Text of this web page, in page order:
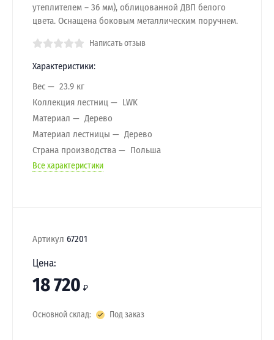
утеплителем – 36 мм), облицованной ДВП белого
цвета. Оснащена боковым металлическим поручнем.
Написать отзыв
Характеристики:
Вес
23.9 кг
Коллекция лестниц
LWK
Материал
Дерево
Материал лестницы
Дерево
Страна производства
Польша
Все характеристики
Артикул 67201
Цена:
18 720 ₽
Основной склад: Под заказ